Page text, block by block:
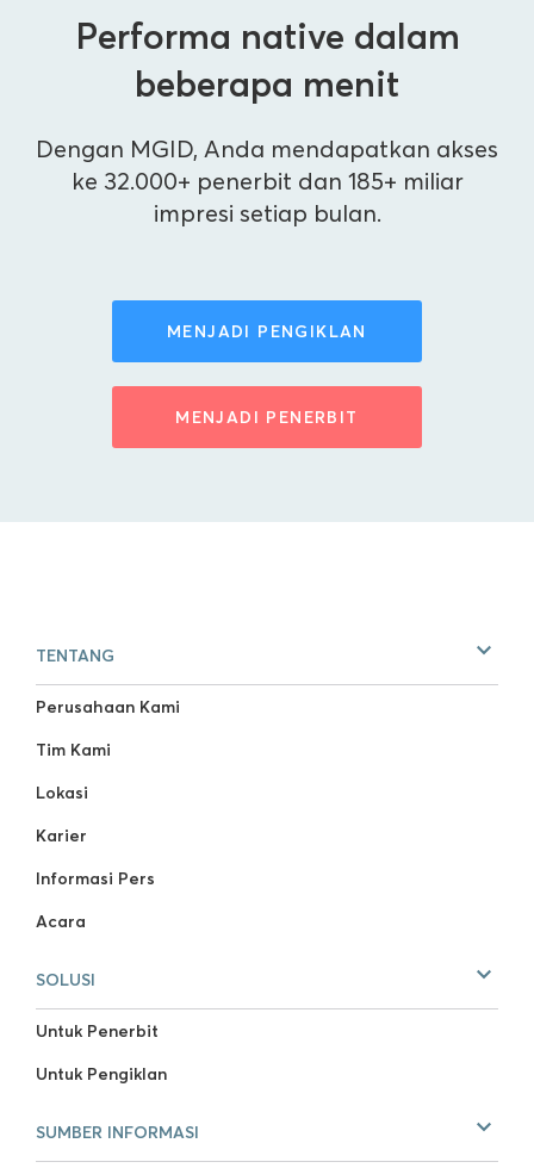
Performa native dalam
beberapa menit
Dengan MGID, Anda mendapatkan akses
ke 32.000+ penerbit dan 185+ miliar
impresi setiap bulan.
MENJADI PENGIKLAN
MENJADI PENERBIT
TENTANG
Perusahaan Kami
Tim Kami
Lokasi
Karier
Informasi Pers
Acara
SOLUSI
Untuk Penerbit
Untuk Pengiklan
SUMBER INFORMASI